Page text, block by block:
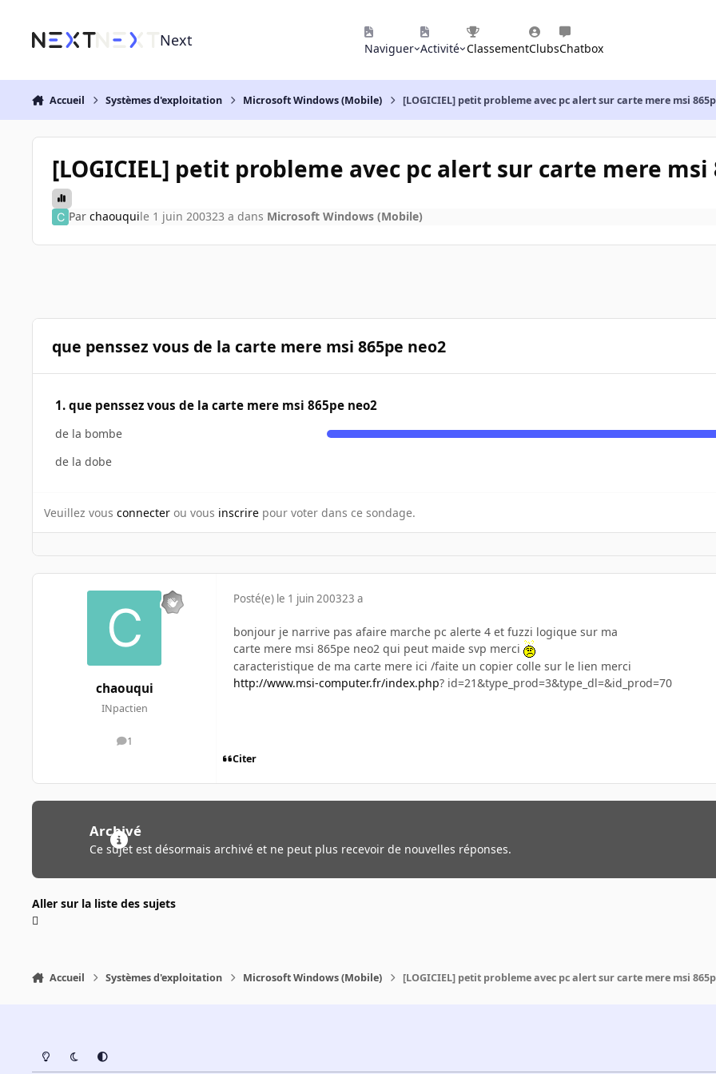
Next Naviguer Activité ClassementClubsChatbox
Accueil Systèmes d'exploitation Microsoft Windows (Mobile) [LOGICIEL] petit probleme avec pc alert sur carte mere msi
[LOGICIEL] petit probleme avec pc alert sur carte mere msi
Par chaouquile 1 juin 200323 a dans Microsoft Windows (Mobile)
que penssez vous de la carte mere msi 865pe neo2
1. que penssez vous de la carte mere msi 865pe neo2
de la bombe
de la dobe
Veuillez vous connecter ou vous inscrire pour voter dans ce sondage.
chaouqui
INpactien
1
messages
Posté(e) le 1 juin 200323 a
bonjour je narrive pas afaire marche pc alerte 4 et fuzzi logique sur ma
carte mere msi 865pe neo2 qui peut maide svp merci
caracteristique de ma carte mere ici /faite un copier colle sur le lien merci
http://www.msi-computer.fr/index.php? id=21&type_prod=3&type_dl=&id_prod=70
Citer
Archivé
Ce sujet est désormais archivé et ne peut plus recevoir de nouvelles réponses.
Aller sur la liste des sujets
Accueil Systèmes d'exploitation Microsoft Windows (Mobile) [LOGICIEL] petit probleme avec pc alert sur carte mere msi
Light ModeDark ModeSystem Preference